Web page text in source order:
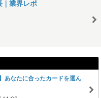
｜業界レポ
あなたに合ったカードを選ん